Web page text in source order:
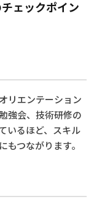
ェックポイン
リエンテーション
強会、技術研修の
いるほど、スキル
もつながります。